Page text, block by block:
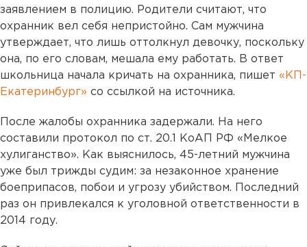
заявлением в полицию. Родители считают, что
охранник вел себя непристойно. Сам мужчина
утверждает, что лишь оттолкнул девочку, поскольку
она, по его словам, мешала ему работать. В ответ
школьница начала кричать на охранника, пишет «КП-
Екатеринбург» со ссылкой на источника.
После жалобы охранника задержали. На него
составили протокол по ст. 20.1 КоАП РФ «Мелкое
хулиганство». Как выяснилось, 45-летний мужчина
уже был трижды судим: за незаконное хранение
боеприпасов, побои и угрозу убийством. Последний
раз он привлекался к уголовной ответственности в
2014 году.